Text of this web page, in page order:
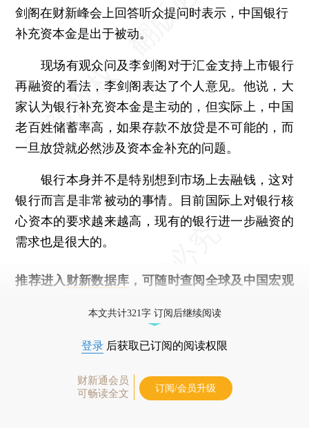
剑阁在财新峰会上回答听众提问时表示，中国银行
补充资本金是出于被动。
现场有观众问及李剑阁对于汇金支持上市银行
再融资的看法，李剑阁表达了个人意见。他说，大
家认为银行补充资本金是主动的，但实际上，中国
老百姓储蓄率高，如果存款不放贷是不可能的，而
一旦放贷就必然涉及资本金补充的问题。
银行本身并不是特别想到市场上去融钱，这对
银行而言是非常被动的事情。目前国际上对银行核
心资本的要求越来越高，现有的银行进一步融资的
需求也是很大的。
推荐进入 财新数据库 ，可随时查阅全球及中国宏观
本文共计321字 订阅后继续阅读
登录 后获取已订阅的阅读权限
财新通会员
可畅读全文
订阅/会员升级